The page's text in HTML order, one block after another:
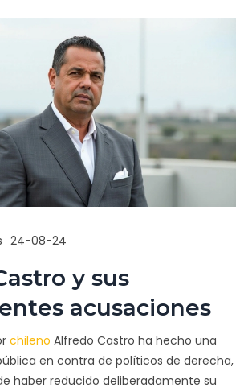
24-08-24
y sus
acusaciones
chileno Alfredo Castro ha hecho una
en contra de políticos de derecha,
haber reducido deliberadamente su